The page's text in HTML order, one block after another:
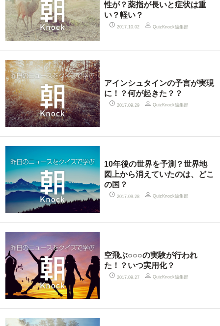
性が？薬指が長いと症状は重
い？軽い？
2017.10.02 QuizKnock編集部
アインシュタインの予言が実現
に！？何が起きた？？
2017.09.29 QuizKnock編集部
10年後の世界を予測？世界地
図上から消えていたのは、どこ
の国？
2017.09.28 QuizKnock編集部
空飛ぶ○○○の実験が行われ
た！？いつ実用化？
2017.09.27 QuizKnock編集部